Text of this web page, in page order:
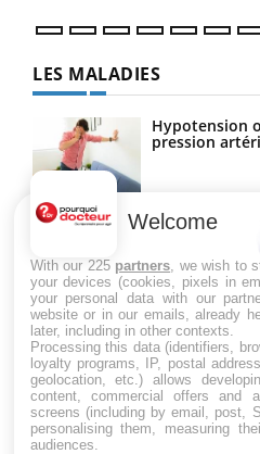
LES MALADIES
Hypotension
pression
globules
Maladie de
Welcome
With our 225 partners , we wish to
your devices (cookies, pixels in
your personal data with our
website or in our emails, already
later, including in other contexts.
Processing this data (identifiers,
loyalty programs, IP, postal
geolocation, etc.) allows
content, commercial offers and
screens (including by email, post,
personalising them, measuring
audiences.